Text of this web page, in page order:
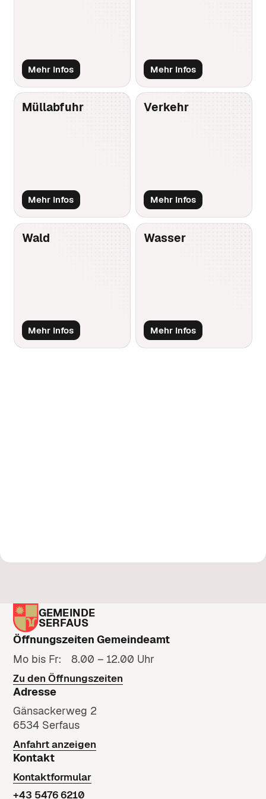
Mehr Infos Mehr Infos
Müllabfuhr
Mehr Infos
Verkehr
Mehr Infos
Wald
Mehr Infos
Wasser
Mehr Infos
GEMEINDE
SERFAUS
Öffnungszeiten Gemeindeamt
Mo bis Fr: 8.00 – 12.00 Uhr
Zu den Öffnungszeiten
Adresse
Gänsackerweg 2
6534 Serfaus
Anfahrt anzeigen
Kontakt
Kontaktformular
+43 5476 6210